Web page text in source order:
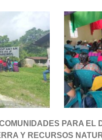
PARA EL
Y RECURSOS